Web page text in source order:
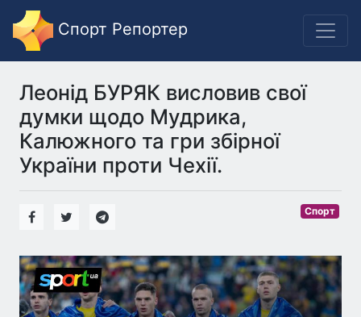
Спорт Репортер
Леонід БУРЯК висловив свої
думки щодо Мудрика,
Калюжного та гри збірної
України проти Чехії.
Спорт